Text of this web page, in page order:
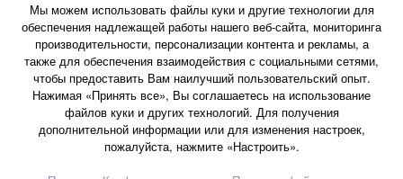
Мы можем использовать файлы куки и другие технологии для
обеспечения надлежащей работы нашего веб-сайта, мониторинга
производительности, персонализации контента и рекламы, а
также для обеспечения взаимодействия с социальными сетями,
чтобы предоставить Вам наилучший пользовательский опыт.
Нажимая «Принять все», Вы соглашаетесь на использование
файлов куки и других технологий. Для получения
дополнительной информации или для изменения настроек,
пожалуйста, нажмите «Настроить».
Свяжитесь с намиУсловия использования
Политика конфиденциальности
Политика в отношении файлов куки